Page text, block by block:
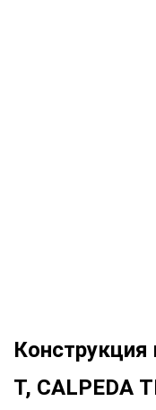
Конструкция
T, CALPEDA